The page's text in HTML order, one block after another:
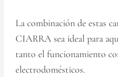
La combinación de estas
CIARRA sea ideal para
tanto el funcionamiento
electrodomésticos.